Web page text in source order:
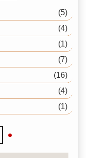
(5)
(4)
(1)
(7)
(16)
(4)
(1)